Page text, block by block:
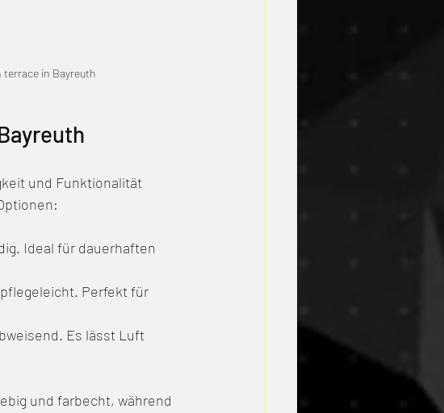
terrace in Bayreuth
und Funktionalität
Ideal für dauerhaften
Perfekt für
Es lässt Luft
und farbecht, während